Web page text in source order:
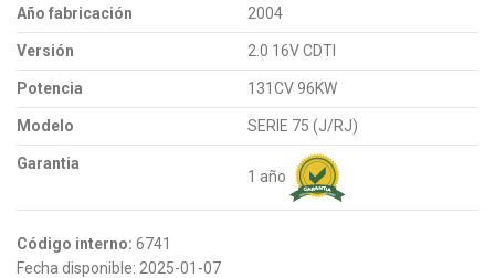
Año fabricación 2004
Versión 2.0 16V CDTI
Potencia 131CV 96KW
Modelo SERIE 75 (J/RJ)
Garantia
1 año
Código interno: 6741
Fecha disponible: 2025-01-07